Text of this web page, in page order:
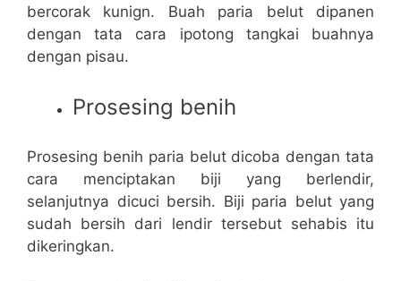
bercorak kunign. Buah paria belut dipanen
dengan tata cara ipotong tangkai buahnya
dengan pisau.
Prosesing benih
Prosesing benih paria belut dicoba dengan tata
cara menciptakan biji yang berlendir,
selanjutnya dicuci bersih. Biji paria belut yang
sudah bersih dari lendir tersebut sehabis itu
dikeringkan.